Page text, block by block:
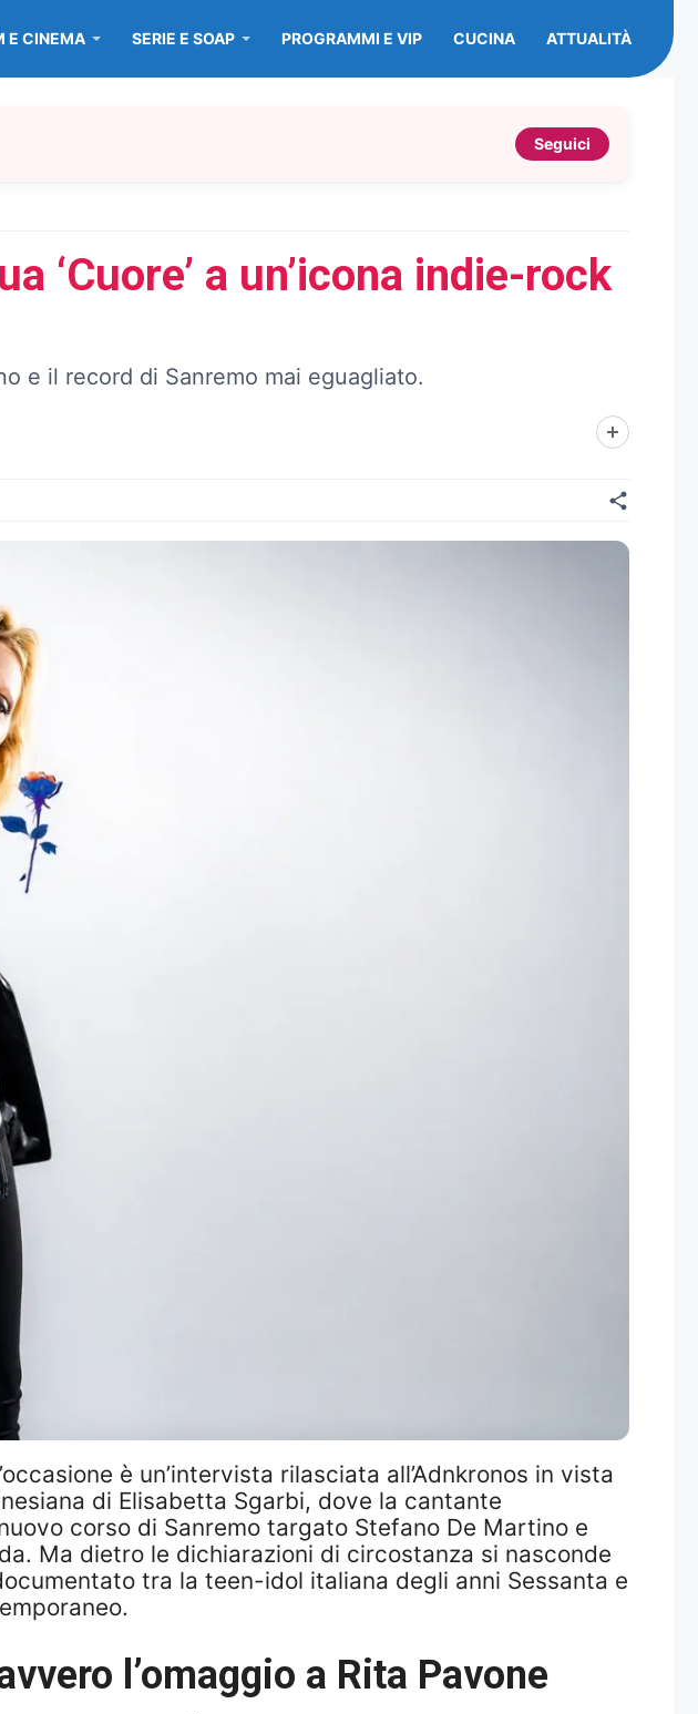
E CINEMA SERIE E SOAP PROGRAMMI E VIP CUCINA ATTUALITÀ
Seguici
‘Cuore’ a un’icona indie-rock
e il record di Sanremo mai eguagliato.
è un’intervista rilasciata all’Adnkronos in vista
di Elisabetta Sgarbi, dove la cantante
corso di Sanremo targato Stefano De Martino e
Ma dietro le dichiarazioni di circostanza si nasconde
tra la teen-idol italiana degli anni Sessanta e
l’omaggio a Rita Pavone